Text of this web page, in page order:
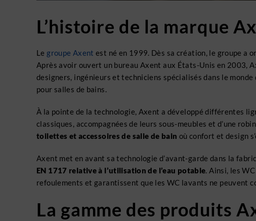
L’histoire de la marque
Le groupe Axent est né en 1999. Dès sa création, le groupe a
Après avoir ouvert un bureau Axent aux États-Unis en 2003,
designers, ingénieurs et techniciens spécialisés dans le
pour salles de bains.
À la pointe de la technologie, Axent a développé différentes
classiques, accompagnées de leurs sous-meubles et d’une
toilettes et accessoires de salle de bain où confort et design
Axent met en avant sa technologie d’avant-garde dans la
EN 1717 relative à l’utilisation de l’eau potable. Ainsi, les
refoulements et garantissent que les WC lavants ne peuvent
La gamme des produits